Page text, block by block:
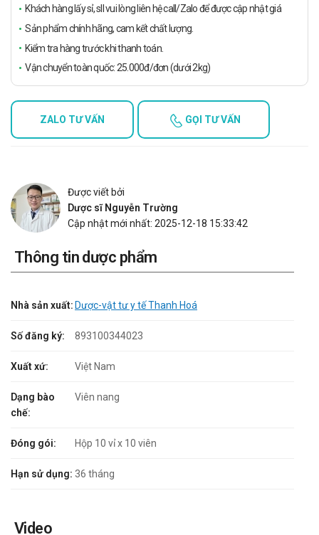
Khách hàng lấy sỉ, sll vui lòng liên hệ call/Zalo để được cập nhật giá
Sản phẩm chính hãng, cam kết chất lượng.
Kiểm tra hàng trước khi thanh toán.
Vận chuyển toàn quốc: 25.000đ/đơn (dưới 2kg)
ZALO TƯ VẤN GỌI TƯ VẤN
Được viết bởi
Dược sĩ Nguyễn Trường
Cập nhật mới nhất: 2025-12-18 15:33:42
Thông tin dược phẩm
Nhà sản xuất: Dược-vật tư y tế Thanh Hoá
Số đăng ký: 893100344023
Xuất xứ: Việt Nam
Dạng bào
chế:
Viên nang
Đóng gói: Hộp 10 vỉ x 10 viên
Hạn sử dụng: 36 tháng
Video